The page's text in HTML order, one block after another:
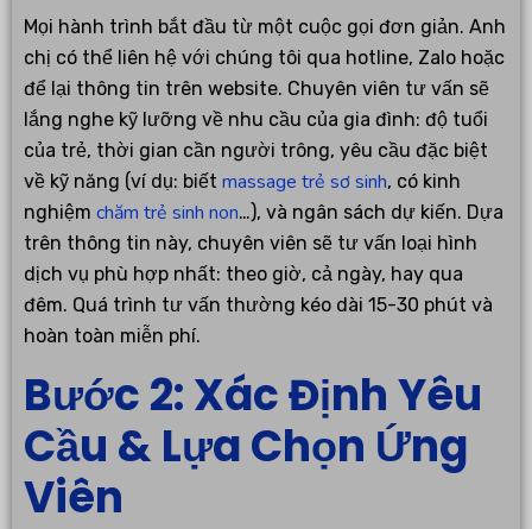
Mọi hành trình bắt đầu từ một cuộc gọi đơn giản. Anh
chị có thể liên hệ với chúng tôi qua hotline, Zalo hoặc
để lại thông tin trên website. Chuyên viên tư vấn sẽ
lắng nghe kỹ lưỡng về nhu cầu của gia đình: độ tuổi
của trẻ, thời gian cần người trông, yêu cầu đặc biệt
về kỹ năng (ví dụ: biết massage trẻ sơ sinh, có kinh
nghiệm chăm trẻ sinh non…), và ngân sách dự kiến. Dựa
trên thông tin này, chuyên viên sẽ tư vấn loại hình
dịch vụ phù hợp nhất: theo giờ, cả ngày, hay qua
đêm. Quá trình tư vấn thường kéo dài 15-30 phút và
hoàn toàn miễn phí.
Bước 2: Xác Định Yêu
Cầu & Lựa Chọn Ứng
Viên